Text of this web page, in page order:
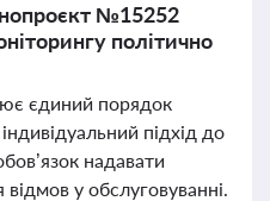
№15252
політично
єдиний порядок
підхід до
надавати
у обслуговуванні.